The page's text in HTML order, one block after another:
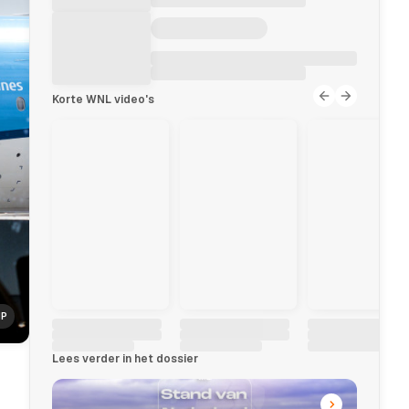
Korte WNL video's
Lees verder in het dossier